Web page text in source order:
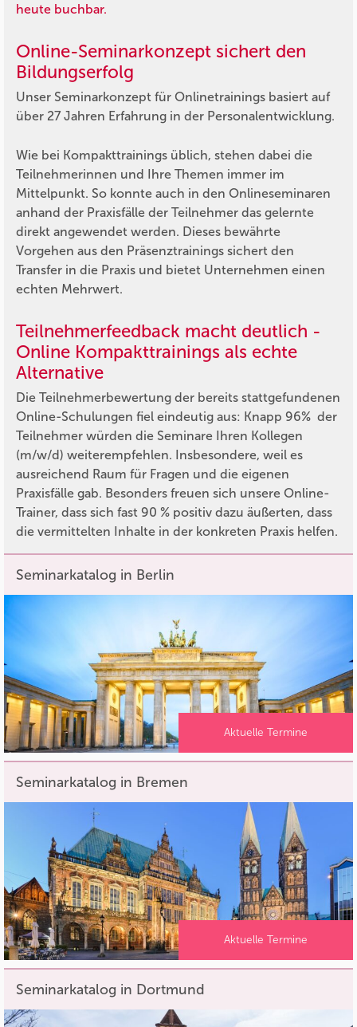
heute buchbar.
Online-Seminarkonzept sichert den
Bildungserfolg
Unser Seminarkonzept für Onlinetrainings basiert auf
über 27 Jahren Erfahrung in der Personalentwicklung.
Wie bei Kompakttrainings üblich, stehen dabei die
Teilnehmerinnen und Ihre Themen immer im
Mittelpunkt. So konnte auch in den Onlineseminaren
anhand der Praxisfälle der Teilnehmer das gelernte
direkt angewendet werden. Dieses bewährte
Vorgehen aus den Präsenztrainings sichert den
Transfer in die Praxis und bietet Unternehmen einen
echten Mehrwert.
Teilnehmerfeedback macht deutlich -
Online Kompakttrainings als echte
Alternative
Die Teilnehmerbewertung der bereits stattgefundenen
Online-Schulungen fiel eindeutig aus: Knapp 96% der
Teilnehmer würden die Seminare Ihren Kollegen
(m/w/d) weiterempfehlen. Insbesondere, weil es
ausreichend Raum für Fragen und die eigenen
Praxisfälle gab. Besonders freuen sich unsere Online-
Trainer, dass sich fast 90 % positiv dazu äußerten, dass
die vermittelten Inhalte in der konkreten Praxis helfen.
Seminarkatalog in Berlin
Aktuelle Termine
Seminarkatalog in Bremen
Aktuelle Termine
Seminarkatalog in Dortmund